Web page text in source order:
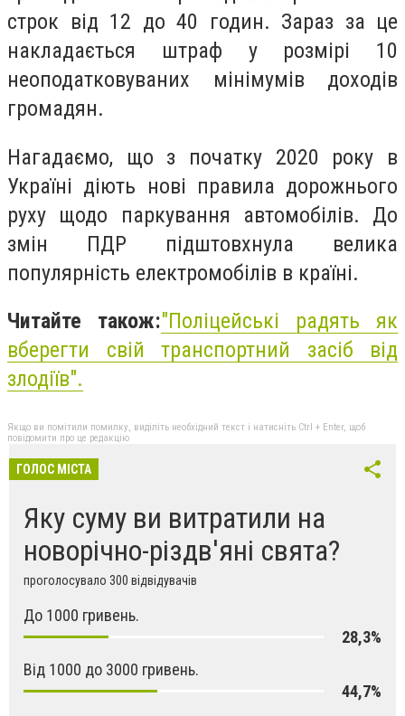
строк від 12 до 40 годин. Зараз за це
накладається штраф у розмірі 10
неоподатковуваних мінімумів доходів
громадян.
Нагадаємо, що з початку 2020 року в
Україні діють нові правила дорожнього
руху щодо паркування автомобілів. До
змін ПДР підштовхнула велика
популярність електромобілів в країні.
Читайте також:"Поліцейські радять як
вберегти свій транспортний засіб від
злодіїв".
Якщо ви помітили помилку, виділіть необхідний текст і натисніть Ctrl + Enter, щоб
повідомити про це редакцію
ГОЛОС МІСТА
Яку суму ви витратили на
новорічно-різдв'яні свята?
проголосувало 300 відвідувачів
До 1000 гривень.
28,3%
Від 1000 до 3000 гривень.
44,7%